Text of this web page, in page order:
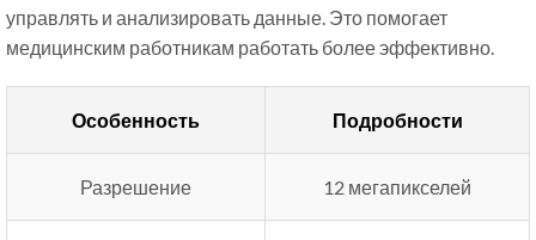
управлять и анализировать данные. Это помогает
медицинским работникам работать более эффективно.
Особенность Подробности
Разрешение 12 мегапикселей